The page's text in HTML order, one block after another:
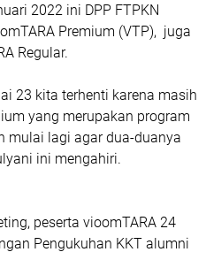
2022 ini DPP FTPKN
Premium (VTP), juga
Regular.
23 kita terhenti karena masih
yang merupakan program
mulai lagi agar dua-duanya
ini mengahiri.
peserta vioomTARA 24
Pengukuhan KKT alumni